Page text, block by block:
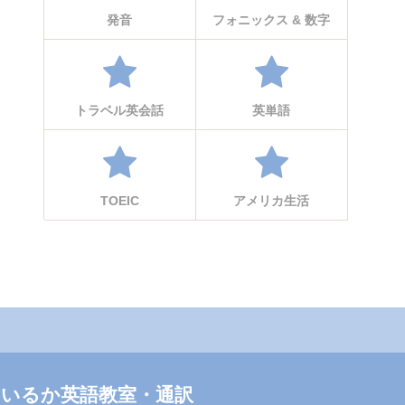
発音 フォニックス & 数字
トラベル英会話 英単語
TOEIC アメリカ生活
いるか英語教室・通訳